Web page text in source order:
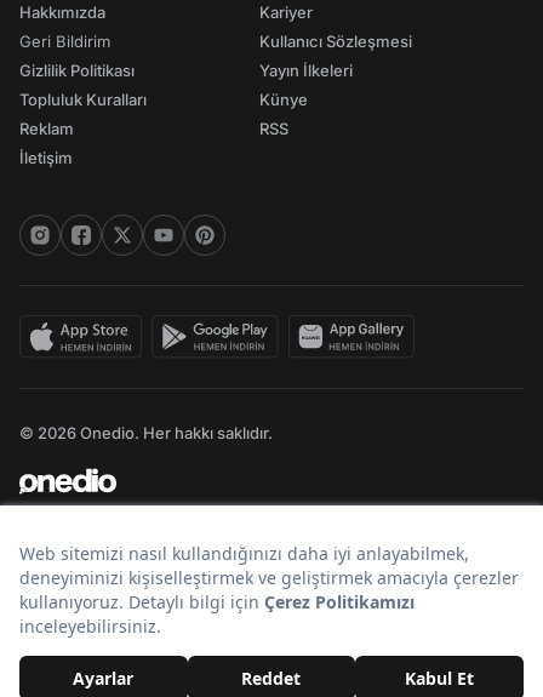
Hakkımızda
Geri Bildirim
Gizlilik Politikası
Topluluk Kuralları
Reklam
İletişim
Kariyer
Kullanıcı Sözleşmesi
Yayın İlkeleri
Künye
RSS
© 2026 Onedio. Her hakkı saklıdır.
Bir markasıdır.